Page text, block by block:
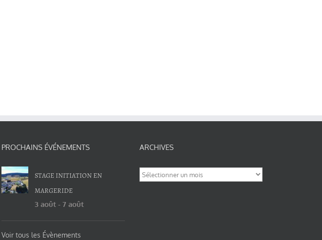
PROCHAINS ÉVÉNEMENTS
STAGE INITIATION EN
MARGERIDE
3 août -7 août
Voir tous les Évènements
ARCHIVES
Archives